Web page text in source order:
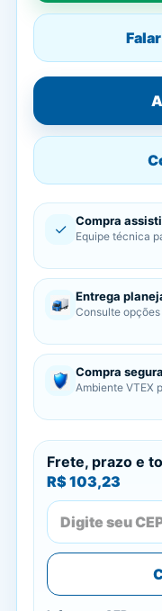
✓ Compra
Equipe técnica
Entrega
Consulte opções
Compra segura
Ambiente VTEX
Frete, prazo e
R$ 103,23